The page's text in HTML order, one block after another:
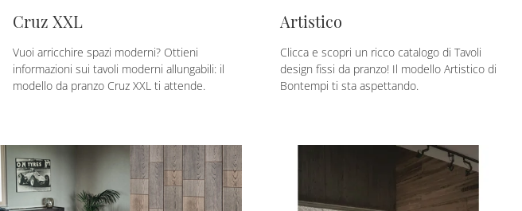
Cruz XXL
Vuoi arricchire spazi moderni? Ottieni
informazioni sui tavoli moderni allungabili: il
modello da pranzo Cruz XXL ti attende.
Artistico
Clicca e scopri un ricco catalogo di Tavoli
design fissi da pranzo! Il modello Artistico di
Bontempi ti sta aspettando.